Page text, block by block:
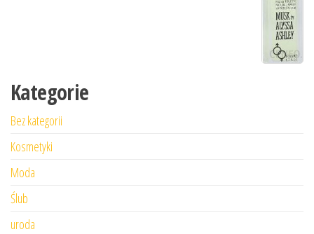
Kategorie
Bez kategorii
Kosmetyki
Moda
Ślub
uroda